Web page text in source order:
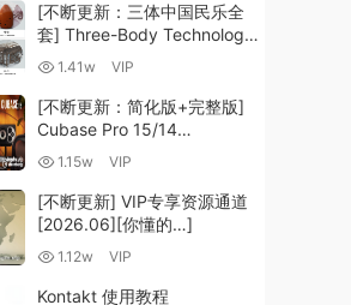
[不断更新：三体中国民乐全
套] Three-Body Technology-
R2R [WiN, MacOSX]
1.41w VIP
[不断更新：简化版+完整版]
Cubase Pro 15/14
VR/R2R/U2B+原厂音源+插件
MacOSX]（704.0MB+）
1.15w VIP
[不断更新] VIP专享资源通道
[2026.06][你懂的…]
1.12w VIP
Kontakt 使用教程